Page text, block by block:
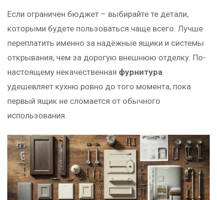
Если ограничен бюджет – выбирайте те детали,
которыми будете пользоваться чаще всего. Лучше
переплатить именно за надёжные ящики и системы
открывания, чем за дорогую внешнюю отделку. По-
настоящему некачественная фурнитура
удешевляет кухню ровно до того момента, пока
первый ящик не сломается от обычного
использования.